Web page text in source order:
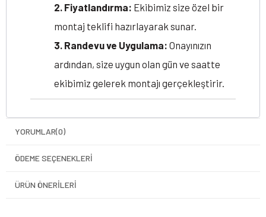
2. Fiyatlandırma: Ekibimiz size özel bir
montaj teklifi hazırlayarak sunar.
3. Randevu ve Uygulama: Onayınızın
ardından, size uygun olan gün ve saatte
ekibimiz gelerek montajı gerçekleştirir.
YORUMLAR(0)
ÖDEME SEÇENEKLERI
ÜRÜN ÖNERILERI